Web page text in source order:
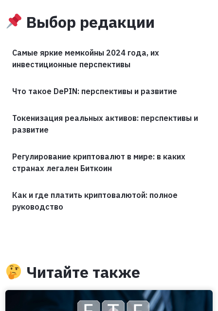
Выбор редакции
Самые яркие мемкойны 2024 года, их
инвестиционные перспективы
Что такое DePIN: перспективы и развитие
Токенизация реальных активов: перспективы и
развитие
Регулирование криптовалют в мире: в каких
странах легален Биткоин
Как и где платить криптовалютой: полное
руководство
Читайте также